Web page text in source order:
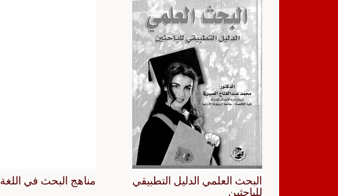
مناهج البحث في اللغة
البحث العلمي الدليل التطبيقي
للباحثين